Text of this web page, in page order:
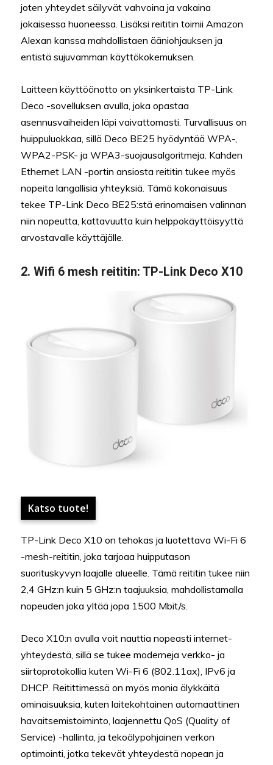
joten yhteydet säilyvät vahvoina ja vakaina
jokaisessa huoneessa. Lisäksi reititin toimii Amazon
Alexan kanssa mahdollistaen ääniohjauksen ja
entistä sujuvamman käyttökokemuksen.
Laitteen käyttöönotto on yksinkertaista TP-Link
Deco -sovelluksen avulla, joka opastaa
asennusvaiheiden läpi vaivattomasti. Turvallisuus on
huippuluokkaa, sillä Deco BE25 hyödyntää WPA-,
WPA2-PSK- ja WPA3-suojausalgoritmeja. Kahden
Ethernet LAN -portin ansiosta reititin tukee myös
nopeita langallisia yhteyksiä. Tämä kokonaisuus
tekee TP-Link Deco BE25:stä erinomaisen valinnan
niin nopeutta, kattavuutta kuin helppokäyttöisyyttä
arvostavalle käyttäjälle.
2. Wifi 6 mesh reititin: TP-Link Deco X10
Katso tuote!
TP-Link Deco X10 on tehokas ja luotettava Wi-Fi 6
-mesh-reititin, joka tarjoaa huipputason
suorituskyvyn laajalle alueelle. Tämä reititin tukee niin
2,4 GHz:n kuin 5 GHz:n taajuuksia, mahdollistamalla
nopeuden joka yltää jopa 1500 Mbit/s.
Deco X10:n avulla voit nauttia nopeasti internet-
yhteydestä, sillä se tukee moderneja verkko- ja
siirtoprotokollia kuten Wi-Fi 6 (802.11ax), IPv6 ja
DHCP. Reitittimessä on myös monia älykkäitä
ominaisuuksia, kuten laitekohtainen automaattinen
havaitsemistoiminto, laajennettu QoS (Quality of
Service) -hallinta, ja tekoälypohjainen verkon
optimointi, jotka tekevät yhteydestä nopean ja